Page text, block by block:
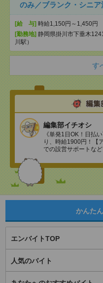
のみ／ブランク・シニ
[給 与] 時給1,150円～1,450円
[勤務地] 静岡県掛川市下垂木
川駅）
す
編集部イチオシ
《単発1日OK！日払
り、時給1900円！【
での設営サポートなど
かんた
エンバイトTOP
人気のバイト